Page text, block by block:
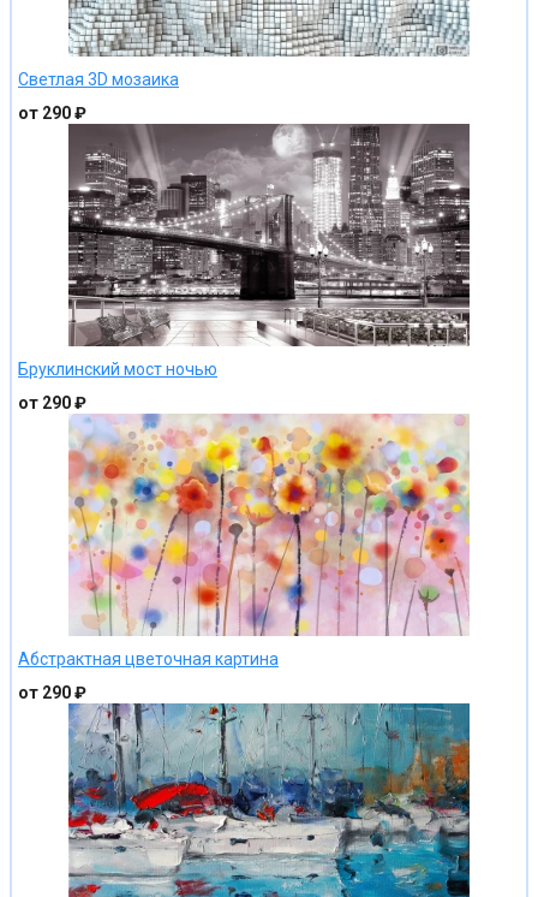
Светлая 3D мозаика
от 290 ₽
Бруклинский мост ночью
от 290 ₽
Абстрактная цветочная картина
от 290 ₽